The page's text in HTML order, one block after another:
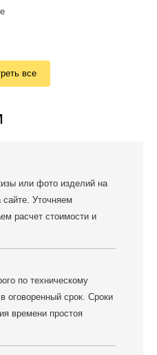
все
или фото изделий на
Уточняем
расчет стоимости и
по техническому
оговоренный срок. Сроки
времени простоя